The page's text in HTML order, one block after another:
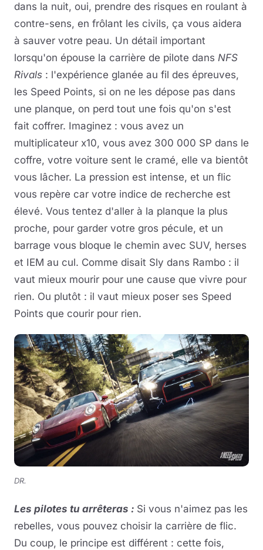
dans la nuit, oui, prendre des risques en roulant à
contre-sens, en frôlant les civils, ça vous aidera
à sauver votre peau. Un détail important
lorsqu'on épouse la carrière de pilote dans NFS
Rivals : l'expérience glanée au fil des épreuves,
les Speed Points, si on ne les dépose pas dans
une planque, on perd tout une fois qu'on s'est
fait coffrer. Imaginez : vous avez un
multiplicateur x10, vous avez 300 000 SP dans le
coffre, votre voiture sent le cramé, elle va bientôt
vous lâcher. La pression est intense, et un flic
vous repère car votre indice de recherche est
élevé. Vous tentez d'aller à la planque la plus
proche, pour garder votre gros pécule, et un
barrage vous bloque le chemin avec SUV, herses
et IEM au cul. Comme disait Sly dans Rambo : il
vaut mieux mourir pour une cause que vivre pour
rien. Ou plutôt : il vaut mieux poser ses Speed
Points que courir pour rien.
DR.
Les pilotes tu arrêteras : Si vous n'aimez pas les
rebelles, vous pouvez choisir la carrière de flic.
Du coup, le principe est différent : cette fois,